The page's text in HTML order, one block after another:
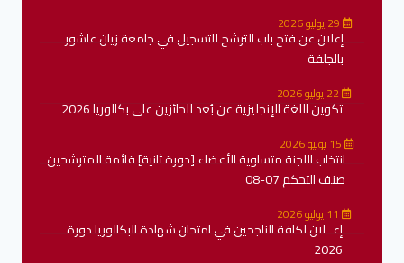
إعلان عن فتح باب الترشح للتسجيل في جامعة زيان عاشور
بالجلفة
تكوين اللغة الإنجليزية عن بُعد للحائزين على بكالوريا 2026
15 يوليو 2026
انتخاب اللجنة متساوية الأعضاء [دورة ثانية] قائمة المترشحين
صنف التحكم 07-08
11 يوليو 2026
إعــلان لكافة الناجحين في امتحان شهادة البكالوريا دورة
2026